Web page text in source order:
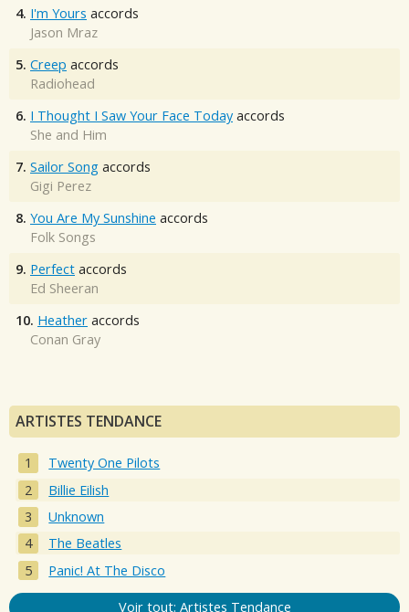
4. I'm Yours accords
Jason Mraz
5. Creep accords
Radiohead
6. I Thought I Saw Your Face Today accords
She and Him
7. Sailor Song accords
Gigi Perez
8. You Are My Sunshine accords
Folk Songs
9. Perfect accords
Ed Sheeran
10. Heather accords
Conan Gray
ARTISTES TENDANCE
Twenty One Pilots
Billie Eilish
Unknown
The Beatles
Panic! At The Disco
Voir tout: Artistes Tendance